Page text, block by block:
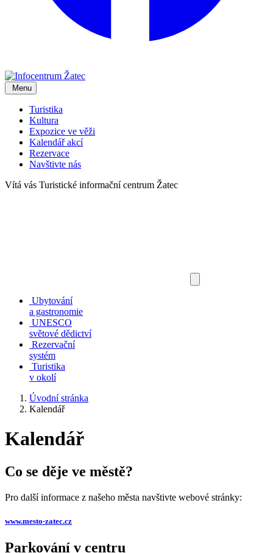
Menu
Turistika
Kultura
Expozice ve věži
Kalendář akcí
Rezervace
Navštivte nás
Vítá vás Turistické informační centrum Žatec
Ubytování
a gastronomie
UNESCO
světové dědictví
Rezervační
systém
Turistika
v okolí
Úvodní stránka
Kalendář
Kalendář
Co se děje ve městě?
Pro další informace z našeho města navštivte webové stránky:
www.mesto-zatec.cz
Parkování v centru